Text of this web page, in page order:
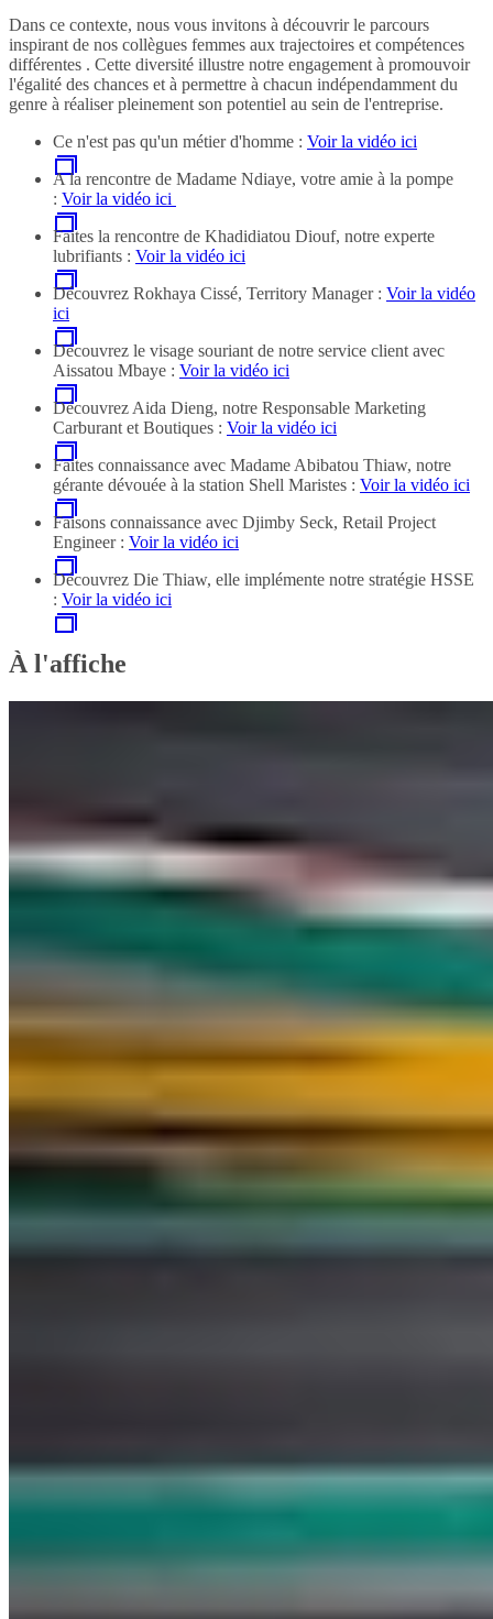
Dans ce contexte, nous vous invitons à découvrir le parcours
inspirant de nos collègues femmes aux trajectoires et compétences
différentes . Cette diversité illustre notre engagement à promouvoir
l'égalité des chances et à permettre à chacun indépendamment du
genre à réaliser pleinement son potentiel au sein de l'entreprise.
Ce n'est pas qu'un métier d'homme : Voir la vidéo ici
A la rencontre de Madame Ndiaye, votre amie à la pompe
: Voir la vidéo ici
Faites la rencontre de Khadidiatou Diouf, notre experte
lubrifiants : Voir la vidéo ici
Découvrez Rokhaya Cissé, Territory Manager : Voir la vidéo
ici
Découvrez le visage souriant de notre service client avec
Aissatou Mbaye : Voir la vidéo ici
Découvrez Aida Dieng, notre Responsable Marketing
Carburant et Boutiques : Voir la vidéo ici
Faites connaissance avec Madame Abibatou Thiaw, notre
gérante dévouée à la station Shell Maristes : Voir la vidéo ici
Faisons connaissance avec Djimby Seck, Retail Project
Engineer : Voir la vidéo ici
Découvrez Die Thiaw, elle implémente notre stratégie HSSE
: Voir la vidéo ici
À l'affiche